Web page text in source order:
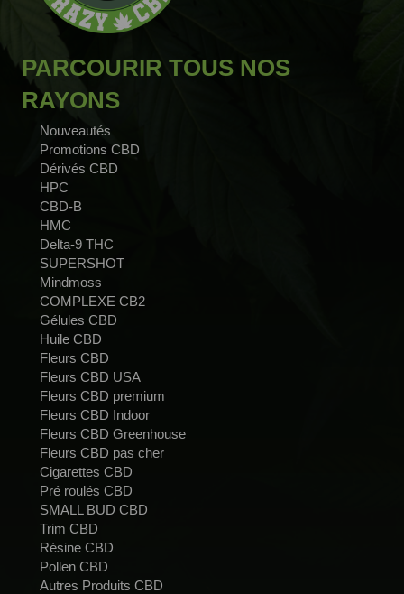
PARCOURIR TOUS NOS
RAYONS
Nouveautés
Promotions CBD
Dérivés CBD
HPC
CBD-B
HMC
Delta-9 THC
SUPERSHOT
Mindmoss
COMPLEXE CB2
Gélules CBD
Huile CBD
Fleurs CBD
Fleurs CBD USA
Fleurs CBD premium
Fleurs CBD Indoor
Fleurs CBD Greenhouse
Fleurs CBD pas cher
Cigarettes CBD
Pré roulés CBD
SMALL BUD CBD
Trim CBD
Résine CBD
Pollen CBD
Autres Produits CBD